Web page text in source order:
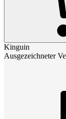
Kinguin
Ausgezeichneter